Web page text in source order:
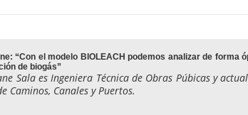
“Con el modelo BIOLEACH podemos analizar de forma
de biogás”
Sala es Ingeniera Técnica de Obras Púbicas y
Caminos, Canales y Puertos.